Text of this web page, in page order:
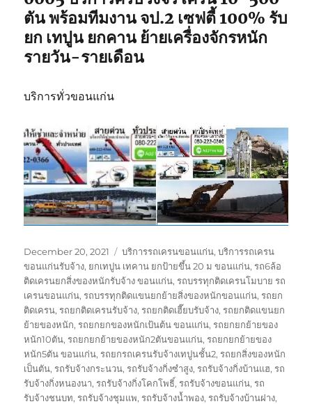
ตัน พร้อมทีมงาน จป.2 เซฟตี้ 100% รับ
ยก เทปูน ยกคาน ย้ายเครื่องจักรหนัก
รายวัน-รายเดือน
บริการทั่วขอนแก่น
Posted
on
December 20, 2021 Tags
บริการรถเครนขอนแก่น,บริการรถเครน
ขอนแก่นรับจ้าง, ยกเทปูน เทคาน ยกป้ายขึ้น 20 ม ขอนแก่น,รถ6ล้อ
ติดเครนยกสิ่งของหนักรับจ้าง ขอนแก่น,รถบรรทุกติดเครนโมบาย รถ
เครนขอนแก่น,รถบรรทุกติดแขนยกย้ายสิ่งของหนักขอนแก่น,รถยก
ติดเครน,รถยกติดเครนรับจ้าง,รถยกติดเฮี๊ยบรับจ้าง,รถยกติดแขนยก
ย้ายของหนัก,รถยกยกของหนักเป้นต้น ขอนแก่น,รถยกยกย้ายของ
หนัก10ตัน,รถยกยกย้ายของหนัก2ตันขอนแก่น,รถยกยกย้ายของ
หนัก5ตัน ขอนแก่น,รถยกรถเครนรับจ้างเทปูนชั้น2,รถยกสิ่งของหนัก
เป็นตัน,รถรับจ้างกระนวน,รถรับจ้างกิ่งซำสูง,รถรับจ้างกิ่งบ้านแฮ,รถ
รับจ้างกิ่งหนองนา,รถรับจ้างกิ่งโคกโพธิ์,รถรับจ้างขอนแก่น,รถ
รับจ้างชนบท,รถรับจ้างชุมแพ,รถรับจ้างน้ำพอง,รถรับจ้างบ้านฝาง,